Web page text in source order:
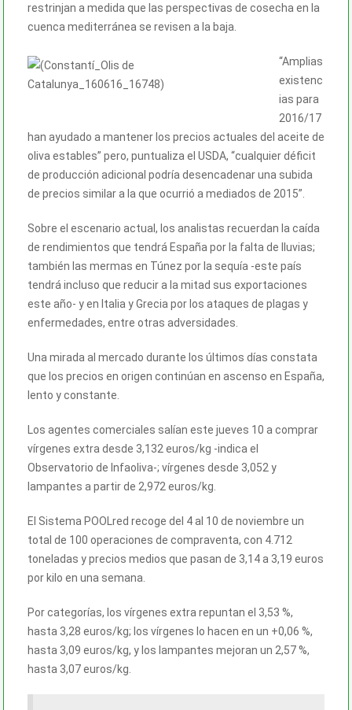
restrinjan a medida que las perspectivas de cosecha en la
cuenca mediterránea se revisen a la baja.
“Amplias
existenc
ias para
2016/17
han ayudado a mantener los precios actuales del aceite de
oliva estables” pero, puntualiza el USDA, “cualquier déficit
de producción adicional podría desencadenar una subida
de precios similar a la que ocurrió a mediados de 2015”.
Sobre el escenario actual, los analistas recuerdan la caída
de rendimientos que tendrá España por la falta de lluvias;
también las mermas en Túnez por la sequía -este país
tendrá incluso que reducir a la mitad sus exportaciones
este año- y en Italia y Grecia por los ataques de plagas y
enfermedades, entre otras adversidades.
Una mirada al mercado durante los últimos días constata
que los precios en origen continúan en ascenso en España,
lento y constante.
Los agentes comerciales salían este jueves 10 a comprar
vírgenes extra desde 3,132 euros/kg -indica el
Observatorio de Infaoliva-; vírgenes desde 3,052 y
lampantes a partir de 2,972 euros/kg.
El Sistema POOLred recoge del 4 al 10 de noviembre un
total de 100 operaciones de compraventa, con 4.712
toneladas y precios medios que pasan de 3,14 a 3,19 euros
por kilo en una semana.
Por categorías, los vírgenes extra repuntan el 3,53 %,
hasta 3,28 euros/kg; los vírgenes lo hacen en un +0,06 %,
hasta 3,09 euros/kg, y los lampantes mejoran un 2,57 %,
hasta 3,07 euros/kg.